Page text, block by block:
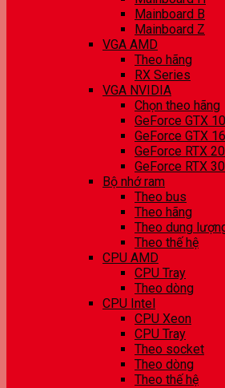
Mainboard B
Mainboard Z
VGA AMD
Theo hãng
RX Series
VGA NVIDIA
Chọn theo hãng
GeForce GTX
GeForce GTX
GeForce RTX
GeForce RTX
Bộ nhớ ram
Theo bus
Theo hãng
Theo dung
Theo thế hệ
CPU AMD
CPU Tray
Theo dòng
CPU Intel
CPU Xeon
CPU Tray
Theo socket
Theo dòng
Theo thế hệ